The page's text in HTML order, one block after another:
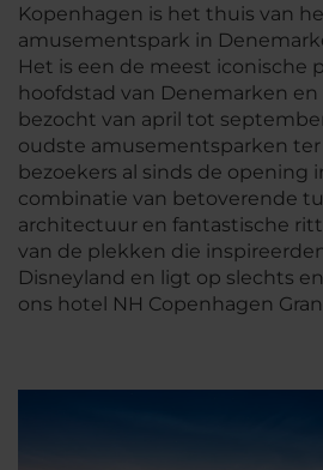
Kopenhagen is het thuis van
amusementspark in
Het is een de meest iconische
hoofdstad van Denemarken
bezocht van april tot
oudste amusementsparken
bezoekers al sinds de opening
combinatie van betoverende
architectuur en fantastische
van de plekken die
Disneyland en ligt op slechts
ons hotel NH Copenhagen